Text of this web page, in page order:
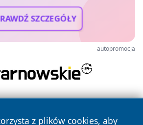
SZCZEGÓŁY
autopromocja
z plików cookies, aby